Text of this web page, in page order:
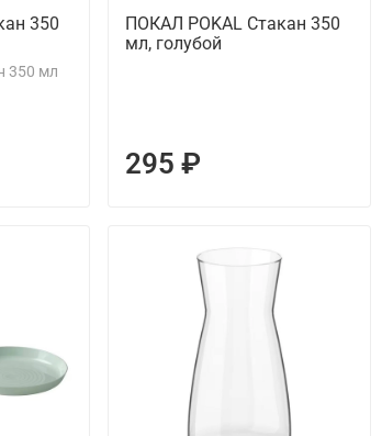
350
350 мл
ПОКАЛ POKAL Стакан 350
мл, голубой
295 ₽